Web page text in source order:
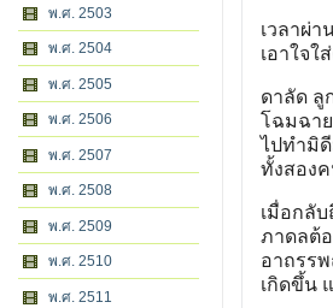
พ.ศ. 2503
พ.ศ. 2504
พ.ศ. 2505
พ.ศ. 2506
พ.ศ. 2507
พ.ศ. 2508
พ.ศ. 2509
พ.ศ. 2510
พ.ศ. 2511
เวลาผ่
เอาใจใ
ดาลัด ลู
โฉมฉา
ไปทำมิ
ทั้งสอง
เมื่อกลั
ภาดลต้
อาถรร
เกิดขึ้น